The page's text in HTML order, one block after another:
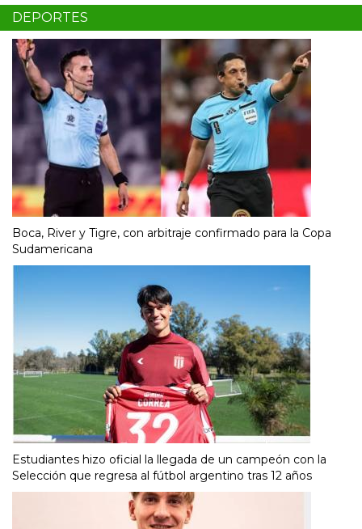
DEPORTES
Boca, River y Tigre, con arbitraje confirmado para la Copa
Sudamericana
Estudiantes hizo oficial la llegada de un campeón con la
Selección que regresa al fútbol argentino tras 12 años